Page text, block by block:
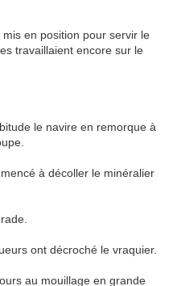
en position pour servir le
travaillaient encore sur le
le navire en remorque à
à décoller le minéralier
ont décroché le vraquier.
au mouillage en grande